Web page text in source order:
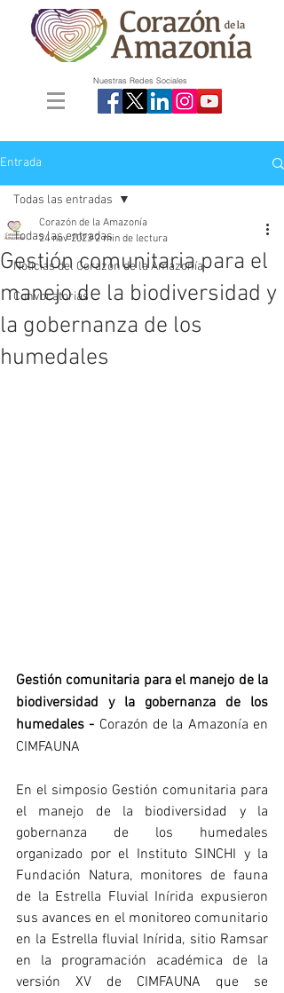
Nuestras Redes Sociales
Entrada
Todas las entradas
Noticias del Corazón de la Amazonía
Convocatorias
Todas las entradas
Gestión comunitaria para el
manejo de la biodiversidad y
la gobernanza de los
humedales
Corazón de la Amazonía
24 nov 2023 2 min de lectura
Gestión comunitaria para el manejo de la
biodiversidad y la gobernanza de los
humedales - Corazón de la Amazonía en
CIMFAUNA
En el simposio Gestión comunitaria para
el manejo de la biodiversidad y la
gobernanza de los humedales
organizado por el Instituto SINCHI y la
Fundación Natura, monitores de fauna
de la Estrella Fluvial Inírida expusieron
sus avances en el monitoreo comunitario
en la Estrella fluvial Inírida, sitio Ramsar
en la programación académica de la
versión XV de CIMFAUNA que se